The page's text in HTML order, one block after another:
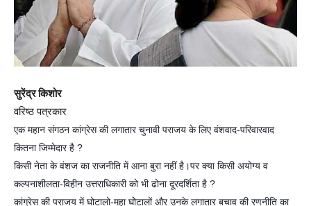
सुरेंद्र किशोर
वरिष्ठ पत्रकार
एक महान संगठन कांग्रेस की लगातार चुनावी पराजय के लिए वंशवाद-परिवारवाद
कितना जिम्मेदार है ?
किसी नेता के वंशज का राजनीति में आना बुरा नहीं है।पर क्या किसी अयोग्य व
कल्पनाशीलता-विहीन उत्तराधिकारी को भी ढोना दूरदर्शिता है ?
कांग्रेस की पराजय में घोटालो-महा घोेटालों और उनके लगातार बचाव की रणनीति का